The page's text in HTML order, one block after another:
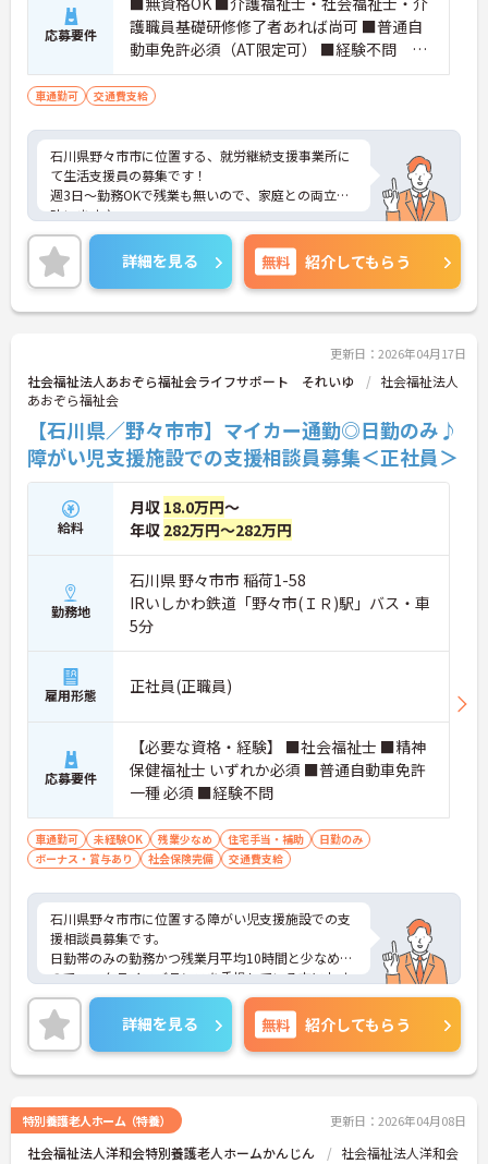
応募要件
護職員基礎研修修了者あれば尚可 ■普通自
動車免許必須（AT限定可） ■経験不問 ■
PCスキル：エクセル・ワード入力程度
車通勤可 交通費支給
石川県野々市市に位置する、就労継続支援事業所に
て生活支援員の募集です！
週3日～勤務OKで残業も無いので、家庭との両立が
叶います♪
また、マイカー通勤可能なので通勤らくらくです◎
ご興味のある方には、面接対策ポイントなど、さら
に詳細をお話しいたしますのでお気軽にご相談くだ
さい！
詳細を見る 無料 紹介してもらう
更新日：2026年04月17日
社会福祉法人あおぞら福祉会ライフサポート それいゆ
社会福祉法人
あおぞら福祉会
【石川県／野々市市】マイカー通勤◎日勤のみ♪
障がい児支援施設での支援相談員募集＜正社員＞
給料
月収 18.0万円～
年収 282万円～282万円
勤務地
石川県 野々市市 稲荷1-58
IRいしかわ鉄道「野々市(ＩＲ)駅」バス・車
5分
雇用形態 正社員(正職員)
応募要件
【必要な資格・経験】 ■社会福祉士 ■精神
保健福祉士 いずれか必須 ■普通自動車免許
一種 必須 ■経験不問
車通勤可 未経験OK 残業少なめ 住宅手当・補助
日勤のみ
ボーナス・賞与あり
社会保険完備 交通費支給
石川県野々市市に位置する障がい児支援施設での支
援相談員募集です。
日勤帯のみの勤務かつ残業月平均10時間と少なめな
のでワークライフバランスを重視している方におす
すめの求人です♪
ご興味のある方はご面接のポイントお伝えしますの
でご気軽にお問合せください。
詳細を見る 無料 紹介してもらう
特別養護老人ホーム（特養） 更新日：2026年04月08日
社会福祉法人洋和会特別養護老人ホームかんじん 社会福祉法人洋和会